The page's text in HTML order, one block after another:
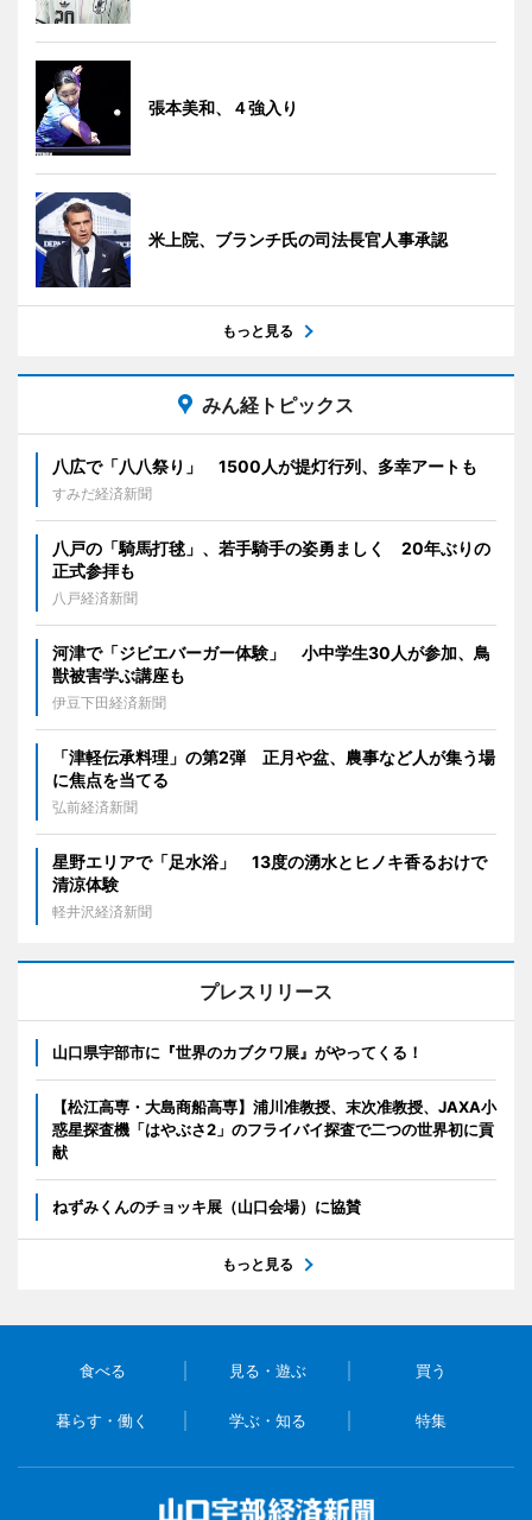
張本美和、４強入り
米上院、ブランチ氏の司法長官人事承認
もっと見る
みん経トピックス
八広で「八八祭り」 1500人が提灯行列、多幸アートも
すみだ経済新聞
八戸の「騎馬打毬」、若手騎手の姿勇ましく 20年ぶりの
正式参拝も
八戸経済新聞
河津で「ジビエバーガー体験」 小中学生30人が参加、鳥
獣被害学ぶ講座も
伊豆下田経済新聞
「津軽伝承料理」の第2弾 正月や盆、農事など人が集う場
に焦点を当てる
弘前経済新聞
星野エリアで「足水浴」 13度の湧水とヒノキ香るおけで
清涼体験
軽井沢経済新聞
プレスリリース
山口県宇部市に『世界のカブクワ展』がやってくる！
【松江高専・大島商船高専】浦川准教授、末次准教授、JAXA小
惑星探査機「はやぶさ2」のフライバイ探査で二つの世界初に貢
献
ねずみくんのチョッキ展（山口会場）に協賛
もっと見る
食べる 見る・遊ぶ 買う
暮らす・働く 学ぶ・知る 特集